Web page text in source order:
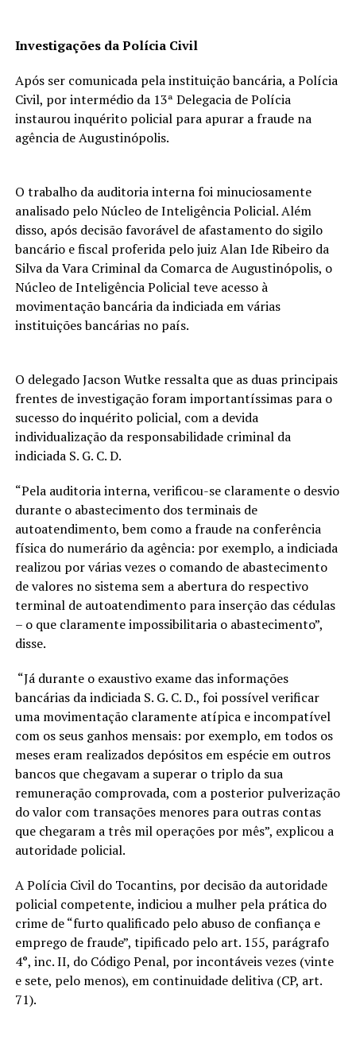
Investigações da Polícia Civil
Após ser comunicada pela instituição bancária, a Polícia
Civil, por intermédio da 13ª Delegacia de Polícia
instaurou inquérito policial para apurar a fraude na
agência de Augustinópolis.
O trabalho da auditoria interna foi minuciosamente
analisado pelo Núcleo de Inteligência Policial. Além
disso, após decisão favorável de afastamento do sigilo
bancário e fiscal proferida pelo juiz Alan Ide Ribeiro da
Silva da Vara Criminal da Comarca de Augustinópolis, o
Núcleo de Inteligência Policial teve acesso à
movimentação bancária da indiciada em várias
instituições bancárias no país.
O delegado Jacson Wutke ressalta que as duas principais
frentes de investigação foram importantíssimas para o
sucesso do inquérito policial, com a devida
individualização da responsabilidade criminal da
indiciada S. G. C. D.
“Pela auditoria interna, verificou-se claramente o desvio
durante o abastecimento dos terminais de
autoatendimento, bem como a fraude na conferência
física do numerário da agência: por exemplo, a indiciada
realizou por várias vezes o comando de abastecimento
de valores no sistema sem a abertura do respectivo
terminal de autoatendimento para inserção das cédulas
– o que claramente impossibilitaria o abastecimento”,
disse.
“Já durante o exaustivo exame das informações
bancárias da indiciada S. G. C. D., foi possível verificar
uma movimentação claramente atípica e incompatível
com os seus ganhos mensais: por exemplo, em todos os
meses eram realizados depósitos em espécie em outros
bancos que chegavam a superar o triplo da sua
remuneração comprovada, com a posterior pulverização
do valor com transações menores para outras contas
que chegaram a três mil operações por mês”, explicou a
autoridade policial.
A Polícia Civil do Tocantins, por decisão da autoridade
policial competente, indiciou a mulher pela prática do
crime de “furto qualificado pelo abuso de confiança e
emprego de fraude”, tipificado pelo art. 155, parágrafo
4°, inc. II, do Código Penal, por incontáveis vezes (vinte
e sete, pelo menos), em continuidade delitiva (CP, art.
71).